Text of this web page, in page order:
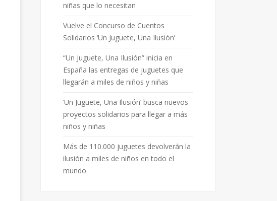
niñas que lo necesitan
Vuelve el Concurso de Cuentos
Solidarios ‘Un Juguete, Una Ilusión’
“Un Juguete, Una Ilusión” inicia en
España las entregas de juguetes que
llegarán a miles de niños y niñas
‘Un Juguete, Una Ilusión’ busca nuevos
proyectos solidarios para llegar a más
niños y niñas
Más de 110.000 juguetes devolverán la
ilusión a miles de niños en todo el
mundo